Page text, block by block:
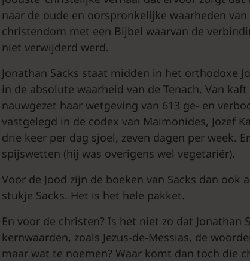
naar de oude en oorspronkelijke waarheden
christendom met een Bijbel waarvan de
niet verwijderd werd.
Jonathan Sacks staat midden in het orthodoxe
in de absolute waarheid van de Tenach. Van
nauwgezet haar wetgeving van 613 ge- en
vastgelegd in de codex van Maimonides, Jozef
drie keer per dag sjoel, zeven dagen per week.
spijswetten (hij was overigens wel vegetariër).
Voor de Jood zijn de boeken van Sacks dan ook
stukje Sacks. Het is het hele pakket.
En voor de christen? Is het niet zo dat
kernwaarden, zoals Jezus-de-Messias, de
maar wat te noemen? Waar komt dan toch die